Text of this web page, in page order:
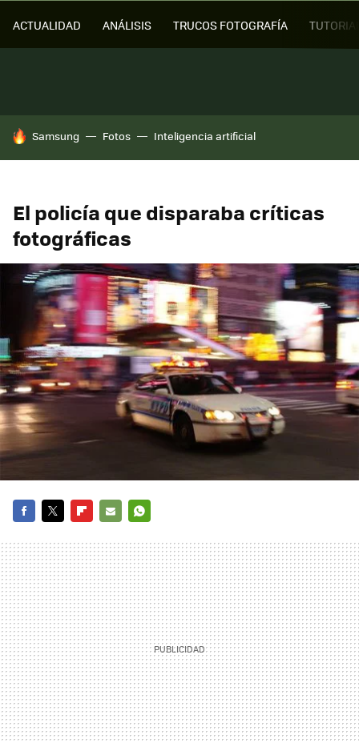
ACTUALIDAD ANÁLISIS TRUCOS FOTOGRAFÍA
HOY SE HABLA DE
Samsung Fotos Inteligencia artificial
El policía que disparaba críticas
fotográficas
MAIL